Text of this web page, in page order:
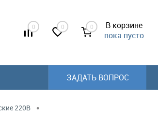
0 0 0
В корзине
пока пусто
ЗАДАТЬ ВОПРОС
220В •